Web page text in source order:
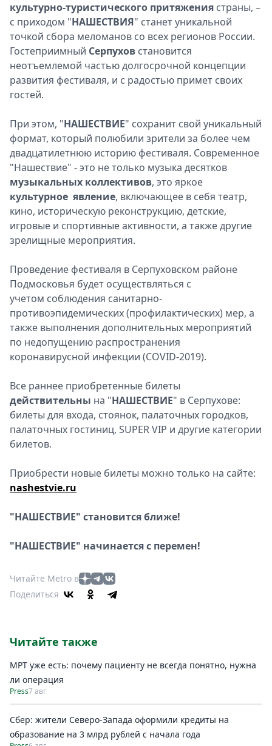
культурно-туристического притяжения страны, –
с приходом "НАШЕСТВИЯ" станет уникальной
точкой сбора меломанов со всех регионов России.
Гостеприимный Серпухов становится
неотъемлемой частью долгосрочной концепции
развития фестиваля, и с радостью примет своих
гостей.
При этом, "НАШЕСТВИЕ" сохранит свой уникальный
формат, который полюбили зрители за более чем
двадцатилетнюю историю фестиваля. Современное
"Нашествие" - это не только музыка десятков
музыкальных коллективов, это яркое
культурное явление, включающее в себя театр,
кино, историческую реконструкцию, детские,
игровые и спортивные активности, а также другие
зрелищные мероприятия.
Проведение фестиваля в Серпуховском районе
Подмосковья будет осуществляться с
учетом соблюдения санитарно-
противоэпидемических (профилактических) мер, а
также выполнения дополнительных мероприятий
по недопущению распространения
коронавирусной инфекции (COVID-2019).
Все раннее приобретенные билеты
действительны на "НАШЕСТВИЕ" в Серпухове:
билеты для входа, стоянок, палаточных городков,
палаточных гостиниц, SUPER VIP и другие категории
билетов.
Приобрести новые билеты можно только на сайте:
nashestvie.ru
"НАШЕСТВИЕ" становится ближе!
"НАШЕСТВИЕ" начинается с перемен!
Читайте Metro в
Поделиться
Читайте также
МРТ уже есть: почему пациенту не всегда понятно, нужна
ли операция
Press7 авг
Сбер: жители Северо-Запада оформили кредиты на
образование на 3 млрд рублей с начала года